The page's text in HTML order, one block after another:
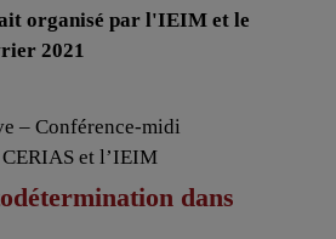
organisé par l'IEIM et le
2021
– Conférence-midi
et l’IEIM
dans